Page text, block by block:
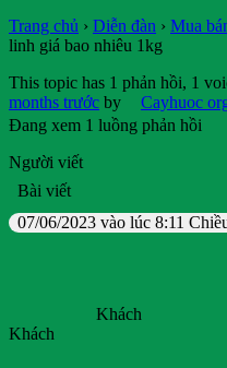
Trang chủ › Diễn đàn › Mua
linh giá bao nhiêu 1kg
This topic has 1 phản hồi, 1
months trước by Cayhuoc
Đang xem 1 luồng phản hồi
Người viết
Bài viết
07/06/2023 vào lúc 8:11
Khách
Khách